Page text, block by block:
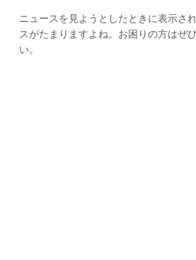
ニュースを見ようとしたときに表示さ
スがたまりますよね。お困りの方はぜ
い。